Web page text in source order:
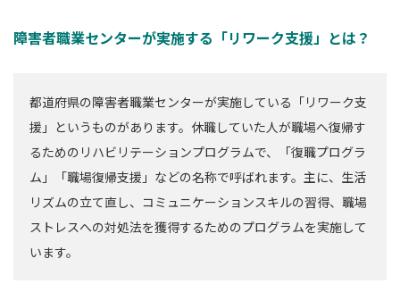
障害者職業センターが実施する「リワーク支援」とは？
都道府県の障害者職業センターが実施している「リワーク支
援」というものがあります。休職していた人が職場へ復帰す
るためのリハビリテーションプログラムで、「復職プログラ
ム」「職場復帰支援」などの名称で呼ばれます。主に、生活
リズムの立て直し、コミュニケーションスキルの習得、職場
ストレスへの対処法を獲得するためのプログラムを実施して
います。